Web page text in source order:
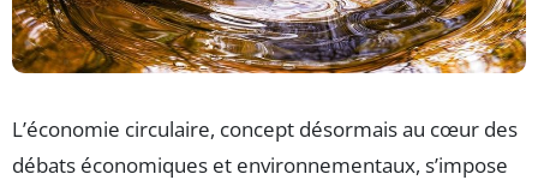
L’économie circulaire, concept désormais au cœur des
débats économiques et environnementaux, s’impose